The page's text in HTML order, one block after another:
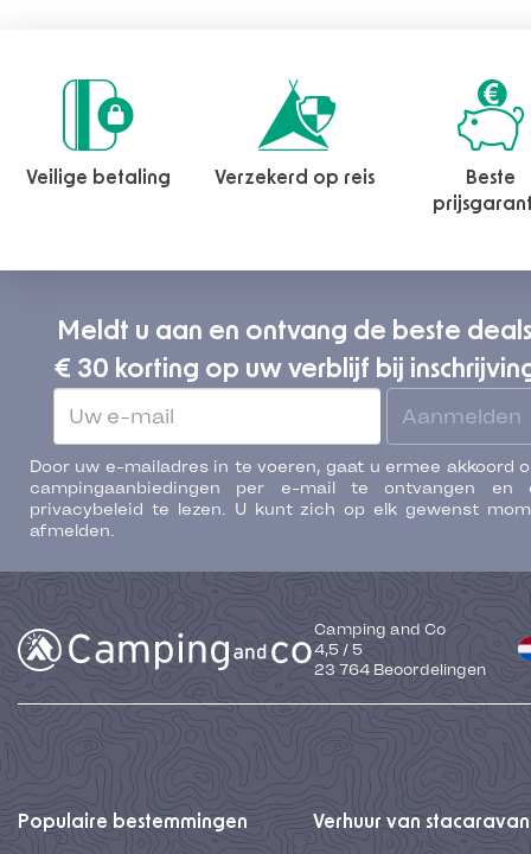
Veilige betaling Verzekerd op reis
Beste
Meldt u aan en ontvang de beste deals
€ 30 korting op uw verblijf bij
Aanmelden
Door uw e-mailadres in te voeren, gaat u ermee akkoord
campingaanbiedingen per e-mail te ontvangen en
privacybeleid te lezen. U kunt zich op elk gewenst
afmelden.
Camping and Co
4,5/5
23 764Beoordelingen
Populaire bestemmingen Verhuur van